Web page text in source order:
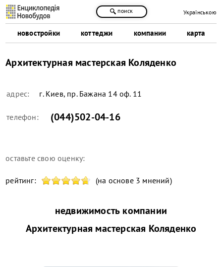
новостройки коттеджи компании карта
поиск Українською
Архитектурная мастерская Коляденко
адрес: г. Киев, пр. Бажана 14 оф. 11
телефон: (044)502-04-16
оставьте свою оценку:
рейтинг: (на основе 3 мнений)
недвижимость компании
Архитектурная мастерская Коляденко